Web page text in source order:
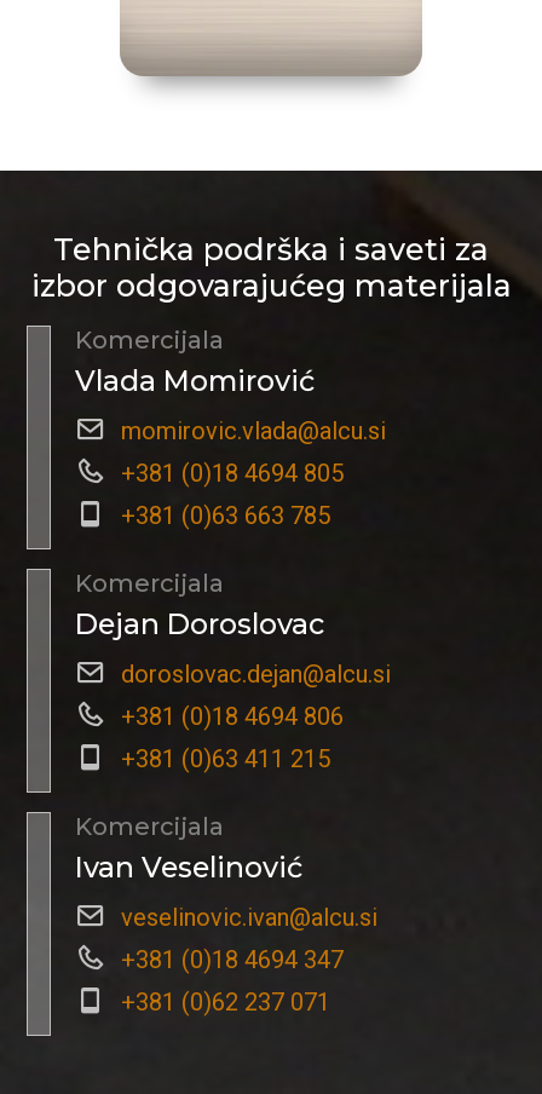
Tehnička podrška i saveti za
izbor odgovarajućeg materijala
Komercijala
Vlada Momirović
momirovic.vlada@alcu.si
+381 (0)18 4694 805
+381 (0)63 663 785
Komercijala
Dejan Doroslovac
doroslovac.dejan@alcu.si
+381 (0)18 4694 806
+381 (0)63 411 215
Komercijala
Ivan Veselinović
veselinovic.ivan@alcu.si
+381 (0)18 4694 347
+381 (0)62 237 071